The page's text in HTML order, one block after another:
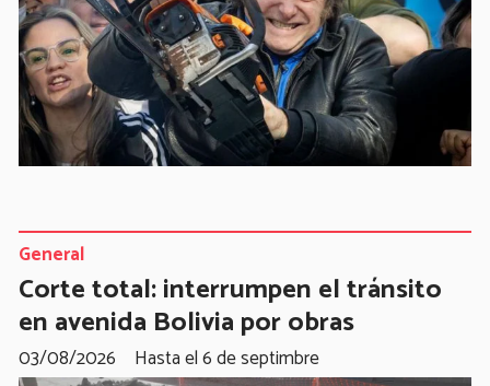
Corte total: interrumpen el tránsito
en avenida Bolivia por obras
Hasta el 6 de septimbre
General
03/08/2026